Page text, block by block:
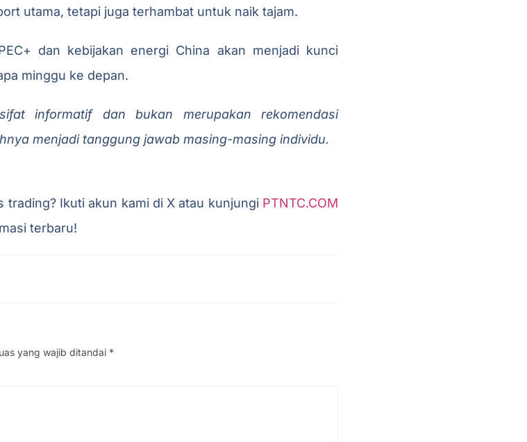
utama, tetapi juga terhambat untuk naik tajam.
dan kebijakan energi China akan menjadi kunci
minggu ke depan.
informatif dan bukan merupakan rekomendasi
menjadi tanggung jawab masing-masing individu.
Ikuti akun kami di X atau kunjungi PTNTC.COM
terbaru!
yang wajib ditandai *